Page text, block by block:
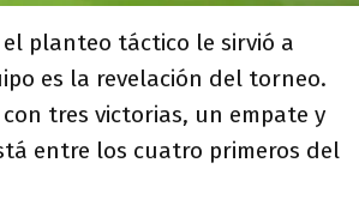
planteo táctico le sirvió a
es la revelación del torneo.
tres victorias, un empate y
entre los cuatro primeros del